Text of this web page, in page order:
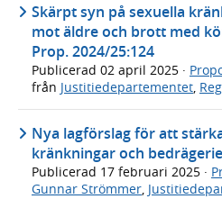
Skärpt syn på sexuella
mot äldre och brott med
Prop. 2024/25:124
Publicerad 02 april 2025 ·
från Justitiedepartementet
Nya lagförslag för att
kränkningar och
Publicerad 17 februari 2025 ·
Gunnar Strömmer,